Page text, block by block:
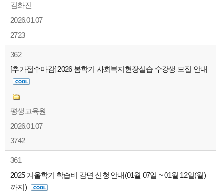
김화진
2026.01.07
2723
362
[추가접수마감] 2026 봄학기 사회복지현장실습 수강생 모집 안내
평생교육원
2026.01.07
3742
361
2025 겨울학기 학습비 감면 신청 안내(01월 07일 ~ 01월 12일(월)
까지)